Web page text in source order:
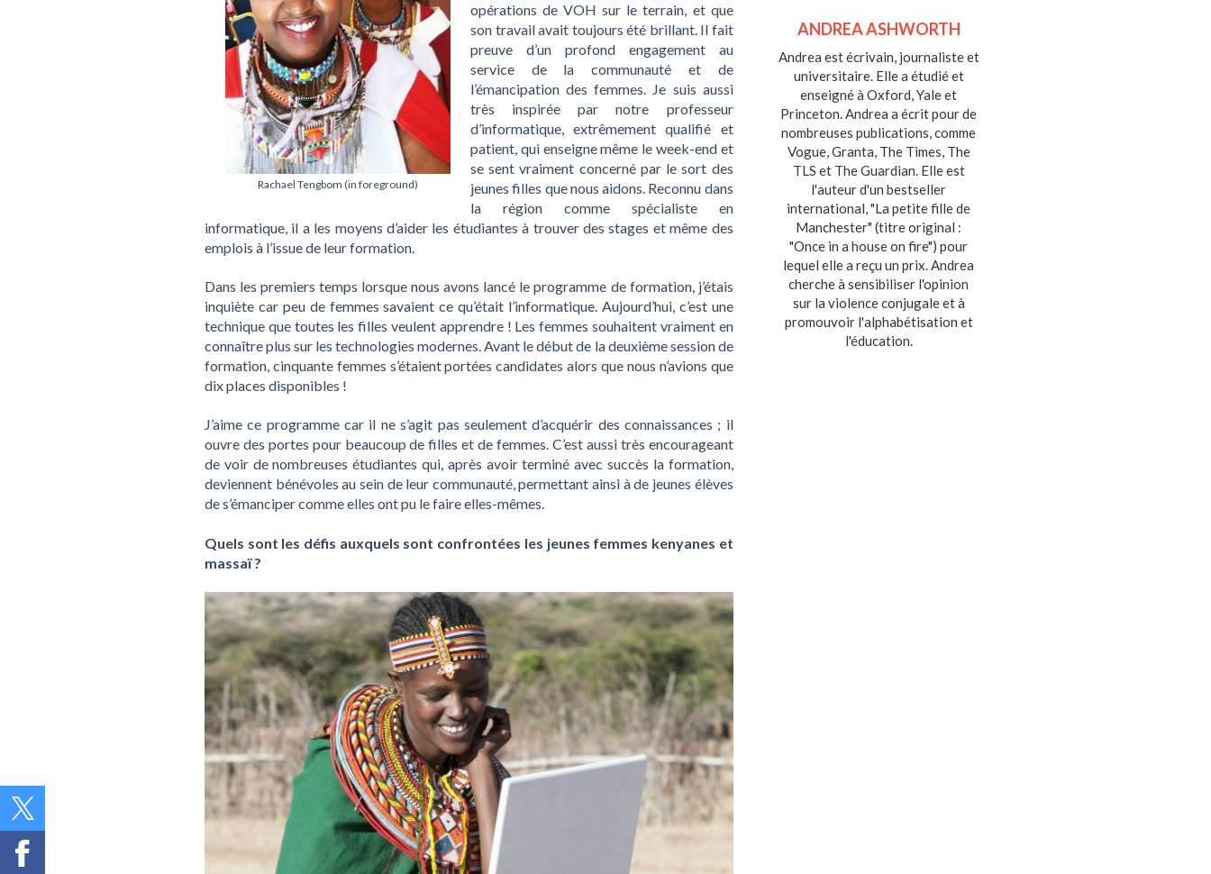
Rachael Tengbom (in foreground)
opérations de VOH sur le terrain, et que
son travail avait toujours été brillant. Il fait
preuve d’un profond engagement au
service de la communauté et de
l’émancipation des femmes. Je suis aussi
très inspirée par notre professeur
d’informatique, extrêmement qualifié et
patient, qui enseigne même le week-end et
se sent vraiment concerné par le sort des
jeunes filles que nous aidons. Reconnu dans
la région comme spécialiste en
informatique, il a les moyens d’aider les étudiantes à trouver des stages et même des
emplois à l’issue de leur formation.
Dans les premiers temps lorsque nous avons lancé le programme de formation, j’étais
inquiète car peu de femmes savaient ce qu’était l’informatique. Aujourd’hui, c’est une
technique que toutes les filles veulent apprendre ! Les femmes souhaitent vraiment en
connaître plus sur les technologies modernes. Avant le début de la deuxième session de
formation, cinquante femmes s’étaient portées candidates alors que nous n’avions que
dix places disponibles !
J’aime ce programme car il ne s’agit pas seulement d’acquérir des connaissances ; il
ouvre des portes pour beaucoup de filles et de femmes. C’est aussi très encourageant
de voir de nombreuses étudiantes qui, après avoir terminé avec succès la formation,
deviennent bénévoles au sein de leur communauté, permettant ainsi à de jeunes élèves
de s’émanciper comme elles ont pu le faire elles-mêmes.
Quels sont les défis auxquels sont confrontées les jeunes femmes kenyanes et
massaï ?
ANDREA ASHWORTH
Andrea est écrivain, journaliste et
universitaire. Elle a étudié et
enseigné à Oxford, Yale et
Princeton. Andrea a écrit pour de
nombreuses publications, comme
Vogue, Granta, The Times, The
TLS et The Guardian. Elle est
l'auteur d'un bestseller
international, "La petite fille de
Manchester" (titre original :
"Once in a house on fire") pour
lequel elle a reçu un prix. Andrea
cherche à sensibiliser l'opinion
sur la violence conjugale et à
promouvoir l'alphabétisation et
l'éducation.